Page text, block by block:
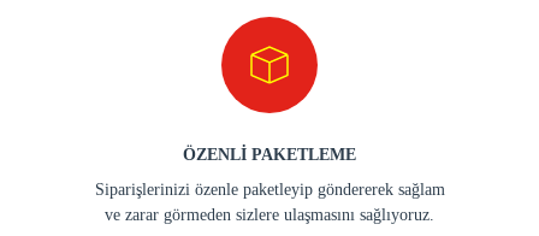
ÖZENLİ PAKETLEME
Siparişlerinizi özenle paketleyip göndererek sağlam
ve zarar görmeden sizlere ulaşmasını sağlıyoruz.